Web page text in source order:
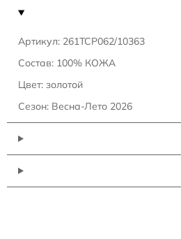
Артикул: 261TCP062/10363
Состав: 100% КОЖА
Цвет: золотой
Сезон: Весна-Лето 2026